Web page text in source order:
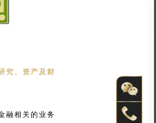
究、资产及财
融相关的业务